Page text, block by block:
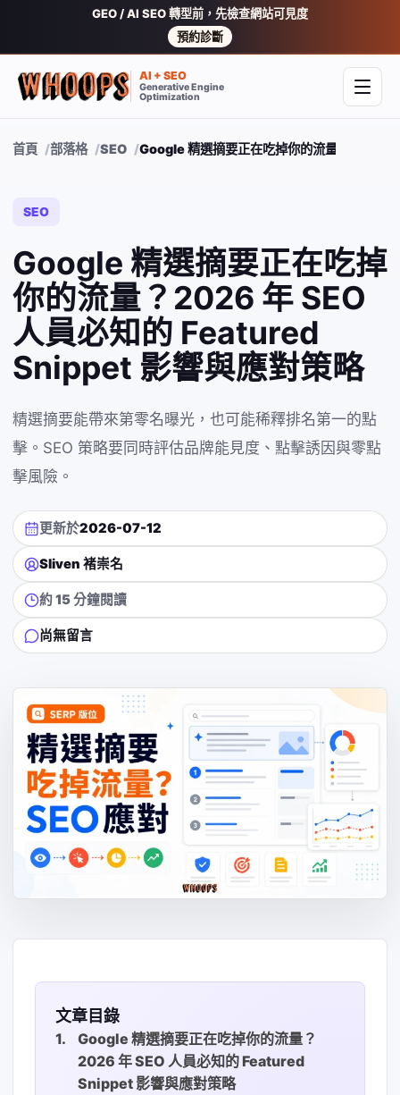
GEO / AI SEO 轉型前，先檢查網站可見度
預約診斷
AI + SEO
Generative Engine
Optimization
開啟
首頁 部落格 SEO Google 精選摘要正在吃掉你的流量？2026
SEO
Google 精選摘要正在吃掉
你的流量？2026 年 SEO
人員必知的 Featured
Snippet 影響與應對策略
精選摘要能帶來第零名曝光，也可能稀釋排名第一的點
擊。SEO 策略要同時評估品牌能見度、點擊誘因與零點
擊風險。
更新於2026-07-12
Sliven 褚崇名
約 15 分鐘閱讀
尚無留言
文章目錄
Google 精選摘要正在吃掉你的流量？
2026 年 SEO 人員必知的 Featured
Snippet 影響與應對策略